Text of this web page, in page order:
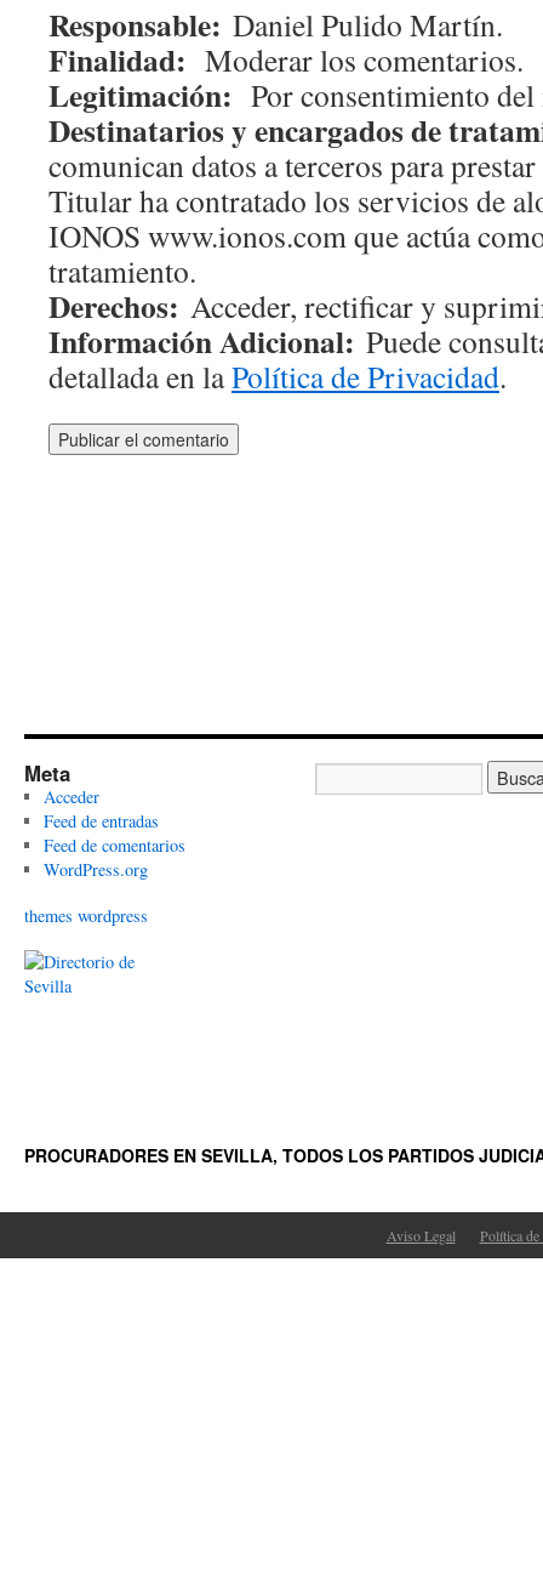
Responsable: Daniel Pulido Martín.
Finalidad: Moderar los comentarios.
Legitimación: Por consentimiento del
Destinatarios y encargados de
comunican datos a terceros para
Titular ha contratado los servicios de
IONOS www.ionos.com que actúa
tratamiento.
Derechos: Acceder, rectificar y
Información Adicional: Puede
detallada en laPolítica de Privacidad.
Meta
Acceder
Feed de entradas
Feed de comentarios
WordPress.org
themes wordpress
PROCURADORES EN SEVILLA, TODOS LOS PARTIDOS
Aviso Legal Política